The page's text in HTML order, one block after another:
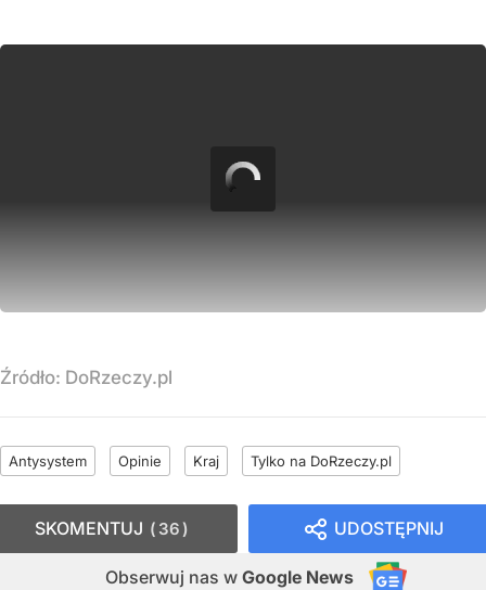
Źródło: DoRzeczy.pl
Antysystem Opinie Kraj Tylko na DoRzeczy.pl
UDOSTĘPNIJ
Obserwuj nas w Google News
SKOMENTUJ 36